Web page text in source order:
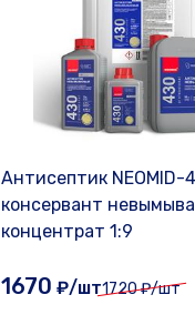
Антисептик NEOMID-
консервант
концентрат 1:9
1670 ₽/шт1720₽/шт